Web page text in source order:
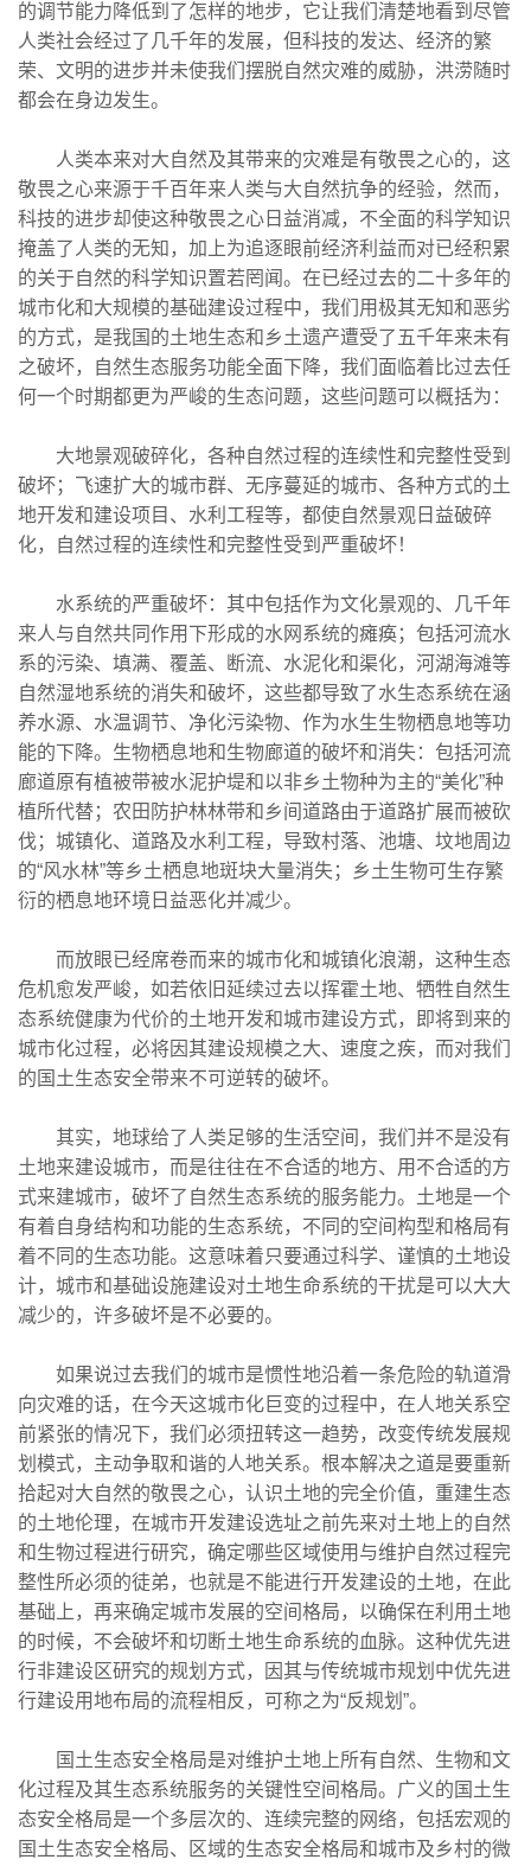
的调节能力降低到了怎样的地步，它让我们清楚地看到尽管
人类社会经过了几千年的发展，但科技的发达、经济的繁
荣、文明的进步并未使我们摆脱自然灾难的威胁，洪涝随时
都会在身边发生。
人类本来对大自然及其带来的灾难是有敬畏之心的，这
敬畏之心来源于千百年来人类与大自然抗争的经验，然而，
科技的进步却使这种敬畏之心日益消减，不全面的科学知识
掩盖了人类的无知，加上为追逐眼前经济利益而对已经积累
的关于自然的科学知识置若罔闻。在已经过去的二十多年的
城市化和大规模的基础建设过程中，我们用极其无知和恶劣
的方式，是我国的土地生态和乡土遗产遭受了五千年来未有
之破坏，自然生态服务功能全面下降，我们面临着比过去任
何一个时期都更为严峻的生态问题，这些问题可以概括为：
大地景观破碎化，各种自然过程的连续性和完整性受到
破坏；飞速扩大的城市群、无序蔓延的城市、各种方式的土
地开发和建设项目、水利工程等，都使自然景观日益破碎
化，自然过程的连续性和完整性受到严重破坏！
水系统的严重破坏：其中包括作为文化景观的、几千年
来人与自然共同作用下形成的水网系统的瘫痪；包括河流水
系的污染、填满、覆盖、断流、水泥化和渠化，河湖海滩等
自然湿地系统的消失和破坏，这些都导致了水生态系统在涵
养水源、水温调节、净化污染物、作为水生生物栖息地等功
能的下降。生物栖息地和生物廊道的破坏和消失：包括河流
廊道原有植被带被水泥护堤和以非乡土物种为主的“美化”种
植所代替；农田防护林林带和乡间道路由于道路扩展而被砍
伐；城镇化、道路及水利工程，导致村落、池塘、坟地周边
的“风水林”等乡土栖息地斑块大量消失；乡土生物可生存繁
衍的栖息地环境日益恶化并减少。
而放眼已经席卷而来的城市化和城镇化浪潮，这种生态
危机愈发严峻，如若依旧延续过去以挥霍土地、牺牲自然生
态系统健康为代价的土地开发和城市建设方式，即将到来的
城市化过程，必将因其建设规模之大、速度之疾，而对我们
的国土生态安全带来不可逆转的破坏。
其实，地球给了人类足够的生活空间，我们并不是没有
土地来建设城市，而是往往在不合适的地方、用不合适的方
式来建城市，破坏了自然生态系统的服务能力。土地是一个
有着自身结构和功能的生态系统，不同的空间构型和格局有
着不同的生态功能。这意味着只要通过科学、谨慎的土地设
计，城市和基础设施建设对土地生命系统的干扰是可以大大
减少的，许多破坏是不必要的。
如果说过去我们的城市是惯性地沿着一条危险的轨道滑
向灾难的话，在今天这城市化巨变的过程中，在人地关系空
前紧张的情况下，我们必须扭转这一趋势，改变传统发展规
划模式，主动争取和谐的人地关系。根本解决之道是要重新
拾起对大自然的敬畏之心，认识土地的完全价值，重建生态
的土地伦理，在城市开发建设选址之前先来对土地上的自然
和生物过程进行研究，确定哪些区域使用与维护自然过程完
整性所必须的徒弟，也就是不能进行开发建设的土地，在此
基础上，再来确定城市发展的空间格局，以确保在利用土地
的时候，不会破坏和切断土地生命系统的血脉。这种优先进
行非建设区研究的规划方式，因其与传统城市规划中优先进
行建设用地布局的流程相反，可称之为“反规划”。
国土生态安全格局是对维护土地上所有自然、生物和文
化过程及其生态系统服务的关键性空间格局。广义的国土生
态安全格局是一个多层次的、连续完整的网络，包括宏观的
国土生态安全格局、区域的生态安全格局和城市及乡村的微